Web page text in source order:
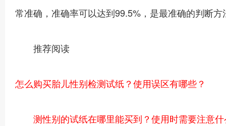
常准确，准确率可以达到99.5%，是最准确的判断方
推荐阅读
怎么购买胎儿性别检测试纸？使用误区有哪些？
测性别的试纸在哪里能买到？使用时需要注意